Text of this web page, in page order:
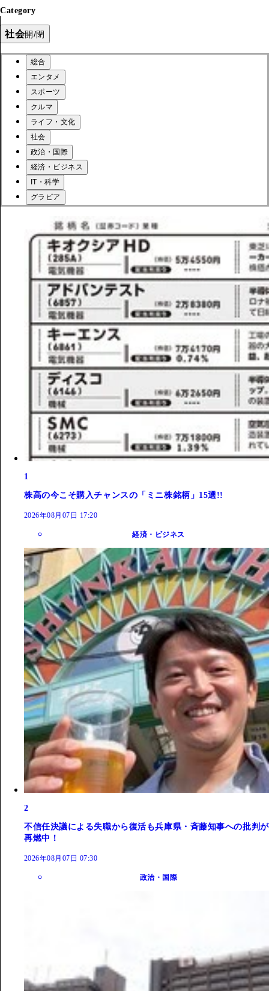
Category
社会開/閉
総合
エンタメ
スポーツ
クルマ
ライフ・文化
社会
政治・国際
経済・ビジネス
IT・科学
グラビア
1
株高の今こそ購入チャンスの「ミニ株銘柄」15選!!
2026年08月07日 17:20
経済・ビジネス
2
不信任決議による失職から復活も兵庫県・斉藤知事への批判が
再燃中！
2026年08月07日 07:30
政治・国際